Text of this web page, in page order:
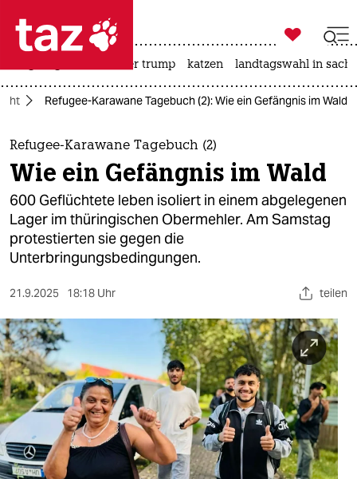
 taz zahl ich
taz zahl ich
themen
politik
öko
gesellschaft
kultur
sport
berlin
nord
wahrheit
verlag

taz zahl ich
usa unter trump katzen landtagswahl in
Refugee-Karawane Tagebuch (2): Wie ein Gefängnis im Wald
Refugee-Karawane Tagebuch (2)
Wie ein Gefängnis im Wald
600 Geflüchtete leben isoliert in einem abgelegenen
Lager im thüringischen Obermehler. Am Samstag
protestierten sie gegen die
Unterbringungsbedingungen.
21.9.2025 18:18 Uhr teilen